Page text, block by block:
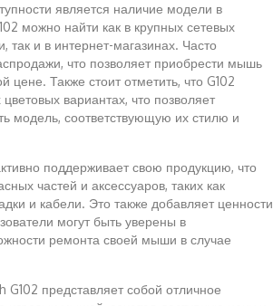
является наличие модели в
можно найти как в крупных сетевых
так и в интернет-магазинах. Часто
что позволяет приобрести мышь
цене. Также стоит отметить, что G102
цветовых вариантах, что позволяет
модель, соответствующую их стилю и
поддерживает свою продукцию, что
частей и аксессуаров, таких как
и кабели. Это также добавляет ценности
могут быть уверены в
ремонта своей мыши в случае
представляет собой отличное